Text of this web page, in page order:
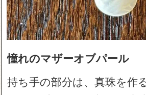
憧れのマザーオブパール
持ち手の部分は、真珠を作